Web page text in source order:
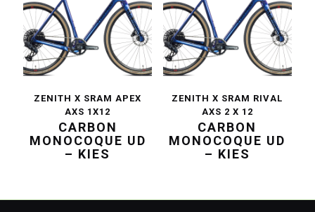
ZENITH X SRAM APEX
AXS 1X12
CARBON
MONOCOQUE UD
– KIES
ZENITH X SRAM RIVAL
AXS 2 X 12
CARBON
MONOCOQUE UD
– KIES